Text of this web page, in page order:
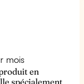
mois
en
spécialement